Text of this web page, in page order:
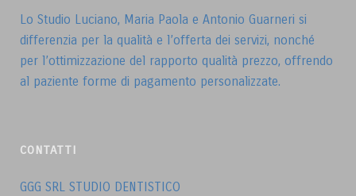
Lo Studio Luciano, Maria Paola e Antonio Guarneri si
differenzia per la qualità e l’offerta dei servizi, nonché
per l’ottimizzazione del rapporto qualità prezzo, offrendo
al paziente forme di pagamento personalizzate.
CONTATTI
GGG SRL STUDIO DENTISTICO